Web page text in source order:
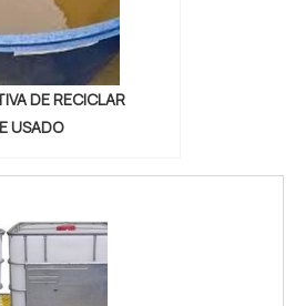
DE RECICLAR
USADO